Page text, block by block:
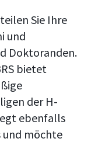
Sie Ihre
und
Doktoranden.
bietet
der H-
ebenfalls
und möchte